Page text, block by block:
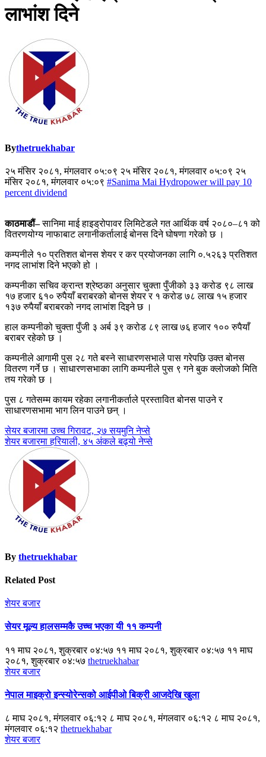
लाभांश दिने
Bythetruekhabar
२५ मंसिर २०८१, मंगलवार ०५:०९ २५ मंसिर २०८१, मंगलवार ०५:०९ २५
मंसिर २०८१, मंगलवार ०५:०९ #Sanima Mai Hydropower will pay 10
percent dividend
काठमाडौं–सानिमा माई हाइड्रोपावर लिमिटेडले गत आर्थिक वर्ष २०८०–८१ को
वितरणयोग्य नाफाबाट लगानीकर्तालाई बोनस दिने घोषणा गरेको छ ।
कम्पनीले १० प्रतिशत बोनस शेयर र कर प्रयोजनका लागि ०.५२६३ प्रतिशत
नगद लाभांश दिने भएको हो ।
कम्पनीका सचिव क्रान्त श्रेष्ठका अनुसार चुक्ता पुँजीको ३३ करोड ९८ लाख
१७ हजार ६१० रुपैयाँ बराबरको बोनस शेयर र १ करोड ७८ लाख १५ हजार
१३७ रुपैयाँ बराबरको नगद लाभांश दिइने छ ।
हाल कम्पनीको चुक्ता पुँजी ३ अर्ब ३९ करोड ८९ लाख ७६ हजार १०० रुपैयाँ
बराबर रहेको छ ।
कम्पनीले आगामी पुस २८ गते बस्ने साधारणसभाले पास गरेपछि उक्त बोनस
वितरण गर्ने छ । साधारणसभाका लागि कम्पनीले पुस ९ गने बुक क्लोजको मिति
तय गरेको छ ।
पुस ८ गतेसम्म कायम रहेका लगानीकर्ताले प्रस्तावित बोनस पाउने र
साधारणसभामा भाग लिन पाउने छन् ।
Post
navigation
सेयर बजारमा उच्च गिरावट, २७ सयमुनि नेप्से
शेयर बजारमा हरियाली, ४५ अंकले बढ्यो नेप्से
By thetruekhabar
Related Post
शेयर बजार
सेयर मूल्य हालसम्मकै उच्च भएका यी ११ कम्पनी
११ माघ २०८१, शुक्रबार ०४:५७ ११ माघ २०८१, शुक्रबार ०४:५७ ११ माघ
२०८१, शुक्रबार ०४:५७ thetruekhabar
शेयर बजार
नेपाल माइक्रो इन्स्योरेन्सको आईपीओ बिक्री आजदेखि खुला
८ माघ २०८१, मंगलवार ०६:१२ ८ माघ २०८१, मंगलवार ०६:१२ ८ माघ २०८१,
मंगलवार ०६:१२ thetruekhabar
शेयर बजार